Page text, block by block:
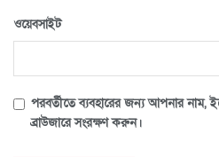
ওয়েবসাইট
পরবর্তীতে ব্যবহারের জন্য আপনার নাম,
ব্রাউজারে সংরক্ষণ করুন।